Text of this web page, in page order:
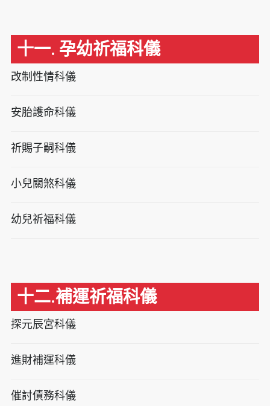
十一. 孕幼祈福科儀
改制性情科儀
安胎護命科儀
祈賜子嗣科儀
小兒關煞科儀
幼兒祈福科儀
十二.補運祈福科儀
探元辰宮科儀
進財補運科儀
催討債務科儀